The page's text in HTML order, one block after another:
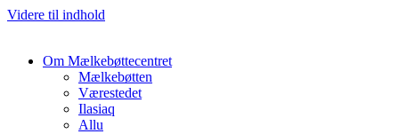
Videre til indhold
Om Mælkebøttecentret
Mælkebøtten
Værestedet
Ilasiaq
Allu